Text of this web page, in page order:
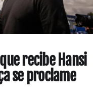
recibe Hansi
se proclame